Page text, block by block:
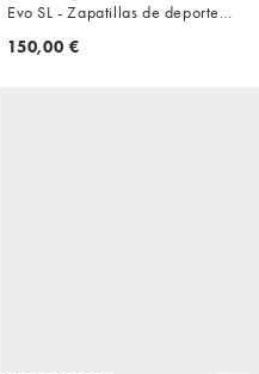
Evo SL - Zapatillas de deporte
color cuarzo maravilla y grises
150,00 €